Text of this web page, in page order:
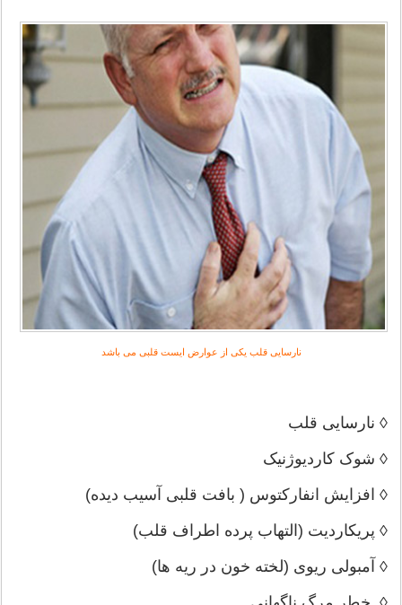
نارسایی قلب یکی از عوارض ایست قلبی می باشد
◊ نارسایی قلب
◊ شوک کاردیوژنیک
◊ افزایش انفارکتوس ( بافت قلبی آسیب دیده)
◊ پریکاردیت (التهاب پرده اطراف قلب)
◊ آمبولی ریوی (لخته خون در ریه ها)